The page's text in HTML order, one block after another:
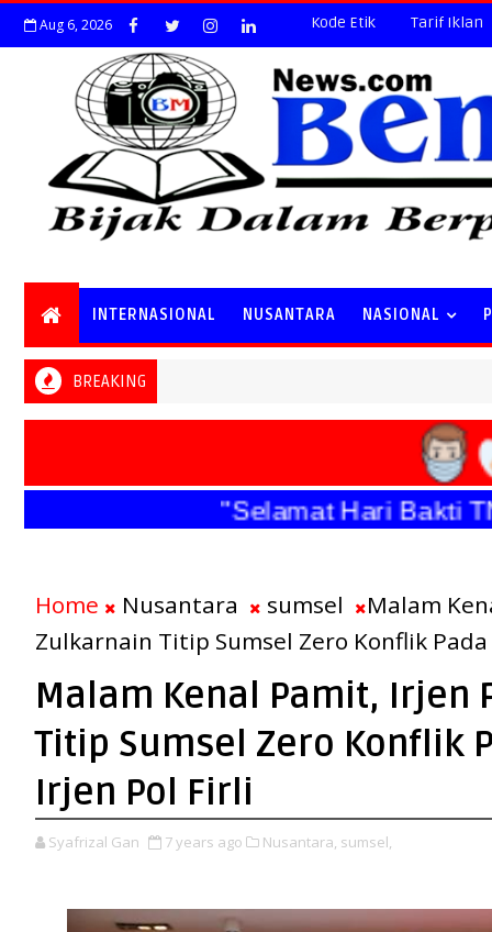
Aug 6, 2026 Kode Etik Tarif Iklan
INTERNASIONAL NUSANTARA NASIONAL
BREAKING
"Selamat Hari Bakti
Home Nusantara sumsel
Malam
Zulkarnain Titip Sumsel Zero Konflik
Malam Kenal Pamit, Irjen
Titip Sumsel Zero Konflik
Irjen Pol Firli
Syafrizal Gan 7 years ago Nusantara, sumsel,